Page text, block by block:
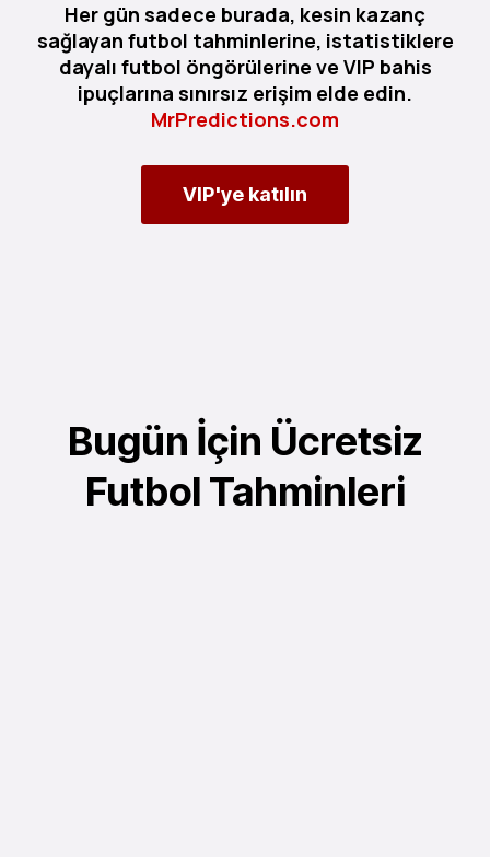
Her gün sadece burada, kesin kazanç
sağlayan futbol tahminlerine, istatistiklere
dayalı futbol öngörülerine ve VIP bahis
ipuçlarına sınırsız erişim elde edin.
MrPredictions.com
VIP'ye katılın
Bugün İçin Ücretsiz
Futbol Tahminleri